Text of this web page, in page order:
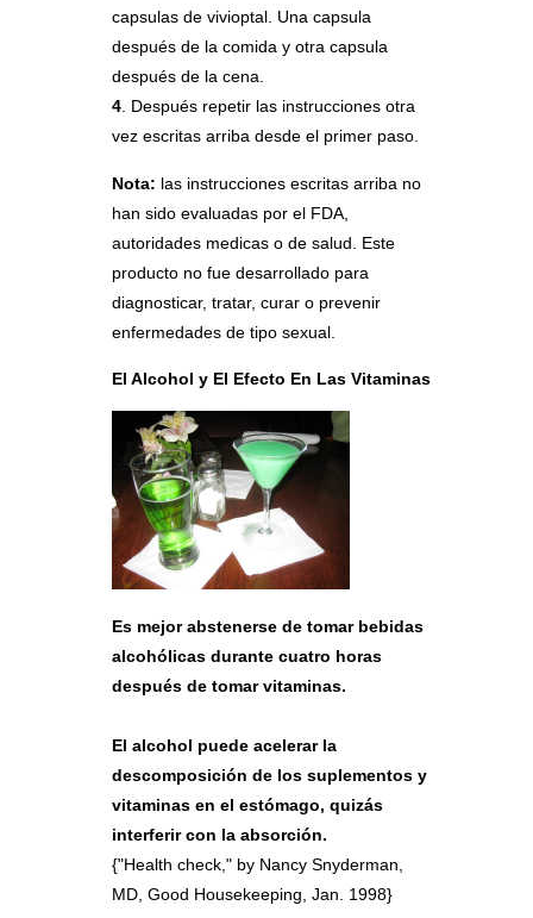
capsulas de vivioptal. Una capsula
después de la comida y otra capsula
después de la cena.
4 . Después repetir las instrucciones otra
vez escritas arriba desde el primer paso.
Nota: las instrucciones escritas arriba no
han sido evaluadas por el FDA,
autoridades medicas o de salud. Este
producto no fue desarrollado para
diagnosticar, tratar, curar o prevenir
enfermedades de tipo sexual.
El Alcohol y El Efecto En Las Vitaminas
Es mejor abstenerse de tomar bebidas
alcohólicas durante cuatro horas
después de tomar vitaminas.
El alcohol puede acelerar la
descomposición de los suplementos y
vitaminas en el estómago, quizás
interferir con la absorción.
{"Health check," by Nancy Snyderman,
MD, Good Housekeeping, Jan. 1998}